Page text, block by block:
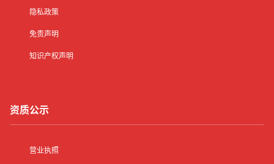
隐私政策
免责声明
知识产权声明
资质公示
营业执照